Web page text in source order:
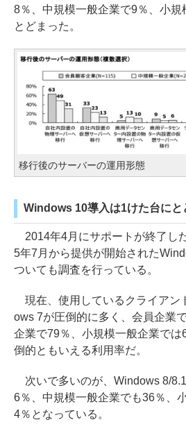
8％、中規模一般企業で9％、小規
とどまった。
移行後のサーバーの運用形態
Windows 10導入は1けた台にと
2014年4月にサポートが終了し
5年7月から提供が開始された
ついても調査を行っている。
現在、使用しているクライアン
ows 7が圧倒的に多く、会員企業
企業で79％、小規模一般企業で
倒的ともいえる利用率だ。
次いで多いのが、Windows 8/
6％、中規模一般企業でも36％、
4％となっている。